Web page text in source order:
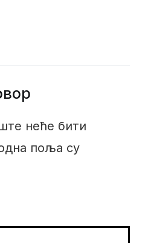
неће бити
поља су